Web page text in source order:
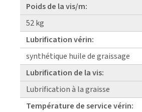
Poids de la vis/m:
52 kg
Lubrification vérin:
synthétique huile de graissage
Lubrification de la vis:
Lubrification à la graisse
Température de service vérin: